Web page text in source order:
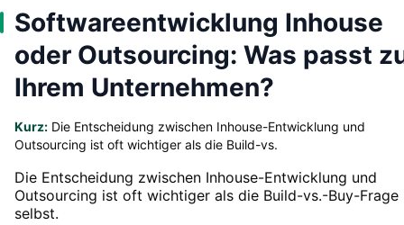
Softwareentwicklung Inhouse
oder Outsourcing: Was passt
Ihrem Unternehmen?
Kurz: Die Entscheidung zwischen Inhouse-Entwicklung und
Outsourcing ist oft wichtiger als die Build-vs.
Die Entscheidung zwischen Inhouse-Entwicklung und
Outsourcing ist oft wichtiger als die Build-vs.-Buy-Frage
selbst.